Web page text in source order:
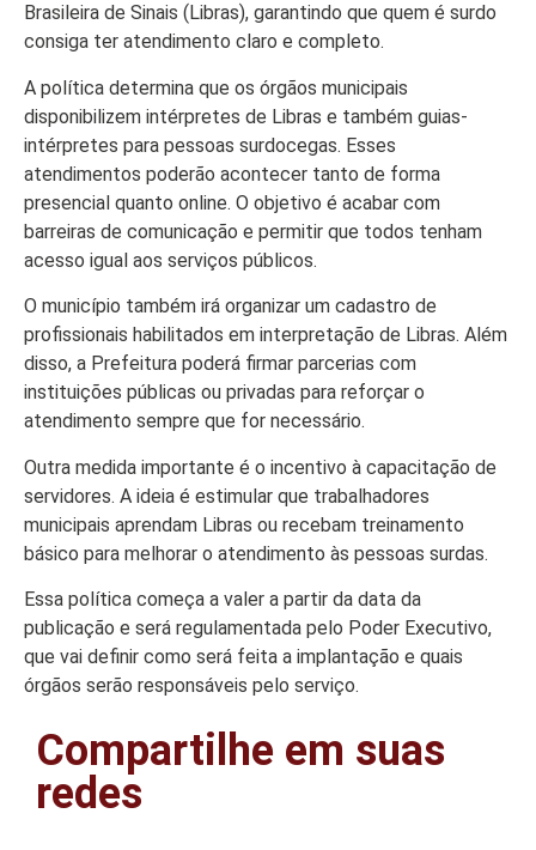
Início
Últimas
Notícias
Agenda
Cultural
Política
Economia
Atos Oficiais
Atualidades
Blogs e
Colunas
Especiais
Gastronomia
TV Portal
Sobre o
Portal Acre
Expediente
Política de
privacidade
Fale com
Brasileira de Sinais (Libras), garantindo que quem é surdo
consiga ter atendimento claro e completo.
A política determina que os órgãos municipais
disponibilizem intérpretes de Libras e também guias-
intérpretes para pessoas surdocegas. Esses
atendimentos poderão acontecer tanto de forma
presencial quanto online. O objetivo é acabar com
barreiras de comunicação e permitir que todos tenham
acesso igual aos serviços públicos.
O município também irá organizar um cadastro de
profissionais habilitados em interpretação de Libras. Além
disso, a Prefeitura poderá firmar parcerias com
instituições públicas ou privadas para reforçar o
atendimento sempre que for necessário.
Outra medida importante é o incentivo à capacitação de
servidores. A ideia é estimular que trabalhadores
municipais aprendam Libras ou recebam treinamento
básico para melhorar o atendimento às pessoas surdas.
Essa política começa a valer a partir da data da
publicação e será regulamentada pelo Poder Executivo,
que vai definir como será feita a implantação e quais
órgãos serão responsáveis pelo serviço.
Compartilhe em suas
redes